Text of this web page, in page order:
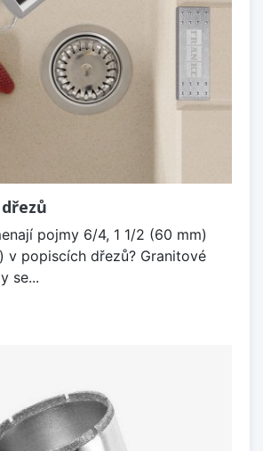
pojmy 6/4, 1 1/2 (60 mm)
v popiscích dřezů? Granitové
se...